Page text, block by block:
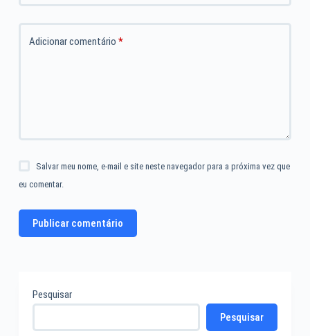
Adicionar comentário *
Salvar meu nome, e-mail e site neste navegador para a próxima vez que
eu comentar.
Publicar comentário
Pesquisar
Pesquisar